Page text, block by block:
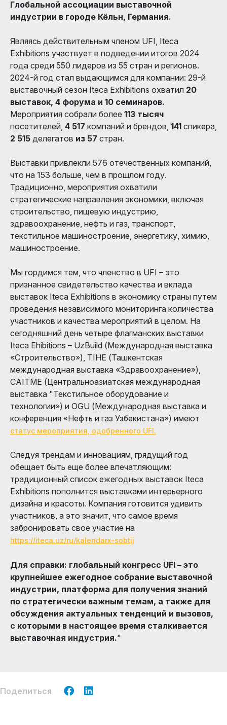
Глобальной ассоциации выставочной
индустрии в городе Кёльн, Германия.
Являясь действительным членом UFI, Iteca
Exhibitions участвует в подведении итогов 2024
года среди 550 лидеров из 55 стран и регионов.
2024-й год стал выдающимся для компании: 29-й
выставочный сезон Iteca Exhibitions охватил 20
выставок, 4 форума и 10 семинаров.
Мероприятия собрали более 113 тысяч
посетителей, 4 517 компаний и брендов, 141 спикера,
2 515 делегатов из 57 стран.
Выставки привлекли 576 отечественных компаний,
что на 153 больше, чем в прошлом году.
Традиционно, мероприятия охватили
стратегические направления экономики, включая
строительство, пищевую индустрию,
здравоохранение, нефть и газ, транспорт,
текстильное машиностроение, энергетику, химию,
машиностроение.
Мы гордимся тем, что членство в UFI – это
признанное свидетельство качества и вклада
выставок Iteca Exhibitions в экономику страны путем
проведения независимого мониторинга количества
участников и качества мероприятий в целом. На
сегодняшний день четыре флагманских выставки
Iteca Ehibitions – UzBuild (Международная выставка
«Строительство»), TIHE (Ташкентская
международная выставка «Здравоохранение»),
CAITME (Центральноазиатская международная
выставка "Текстильное оборудование и
технологии») и OGU (Международная выставка и
конференция «Нефть и газ Узбекистана») имеют
статус мероприятия, одобренного UFI.
Следуя трендам и инновациям, грядущий год
обещает быть еще более впечатляющим:
традиционный список ежегодных выставок Iteca
Exhibitions пополнится выставками интерьерного
дизайна и красоты. Компания готовится удивить
участников, а это значит, что самое время
забронировать свое участие на
https://iteca.uz/ru/kalendarx-sobtij
Для справки: глобальный конгресс UFI – это
крупнейшее ежегодное собрание выставочной
индустрии, платформа для получения знаний
по стратегически важным темам, а также для
обсуждения актуальных тенденций и вызовов,
с которыми в настоящее время сталкивается
выставочная индустрия."
Поделиться